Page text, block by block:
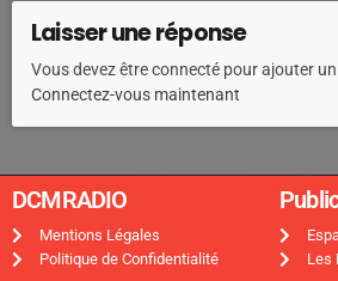
Laisser une réponse
Vous devez être connecté pour ajouter
Connectez-vous maintenant
DCMRADIO​
Mentions Légales
Politique de Confidentialité
Les